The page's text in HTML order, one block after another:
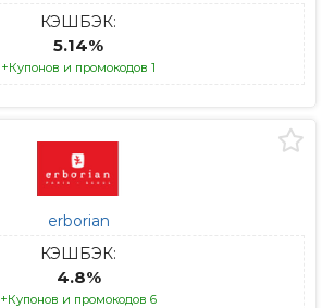
КЭШБЭК:
5.14%
+Купонов и промокодов 1
erborian
КЭШБЭК:
4.8%
+Купонов и промокодов 6